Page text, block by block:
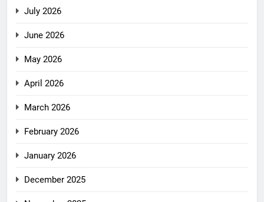
July 2026
June 2026
May 2026
April 2026
March 2026
February 2026
January 2026
December 2025